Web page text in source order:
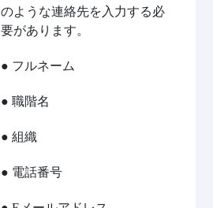
のような連絡先を入力する必
要があります。
● フルネーム
● 職階名
● 組織
● 電話番号